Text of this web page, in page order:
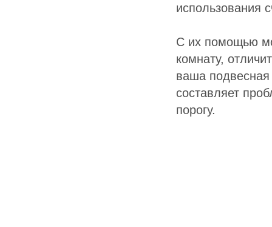
использования
C их помощью
комнату,
ваша подвесная
составляет
порогу.